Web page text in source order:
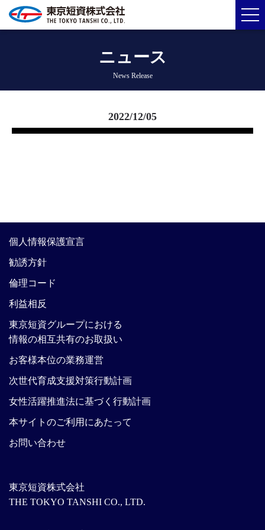
ニュース
News Release
2022/12/05
東京短資株式会社
THE TOKYO TANSHI CO., LTD.
個人情報保護宣言
勧誘方針
倫理コード
利益相反
東京短資グループにおける
情報の相互共有のお取扱い
お客様本位の業務運営
次世代育成支援対策行動計画
女性活躍推進法に基づく行動計画
本サイトのご利用にあたって
お問い合わせ